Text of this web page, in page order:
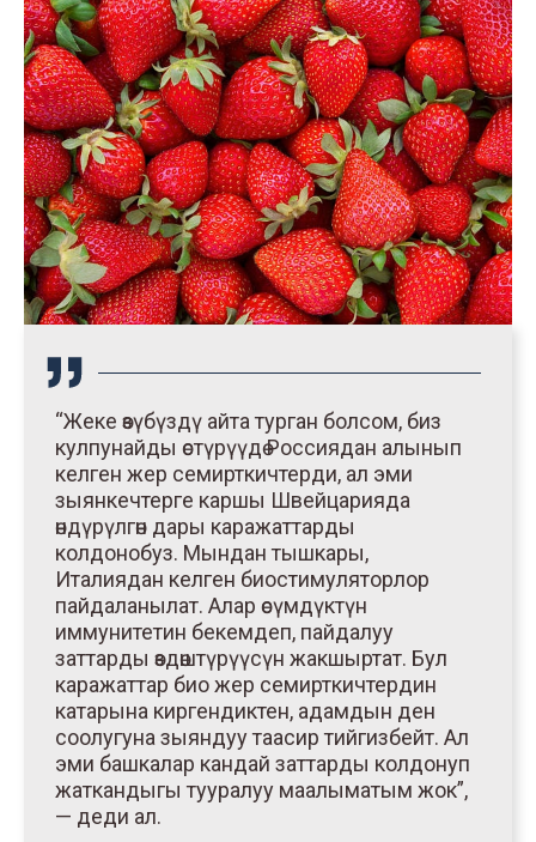
“Жеке өзүбүздү айта турган болсом, биз
кулпунайды өстүрүүдө Россиядан алынып
келген жер семирткичтерди, ал эми
зыянкечтерге каршы Швейцарияда
өндүрүлгөн дары каражаттарды
колдонобуз. Мындан тышкары,
Италиядан келген биостимуляторлор
пайдаланылат. Алар өсүмдүктүн
иммунитетин бекемдеп, пайдалуу
заттарды өздөштүрүүсүн жакшыртат. Бул
каражаттар био жер семирткичтердин
катарына киргендиктен, адамдын ден
соолугуна зыяндуу таасир тийгизбейт. Ал
эми башкалар кандай заттарды колдонуп
жаткандыгы тууралуу маалыматым жок”,
— деди ал.